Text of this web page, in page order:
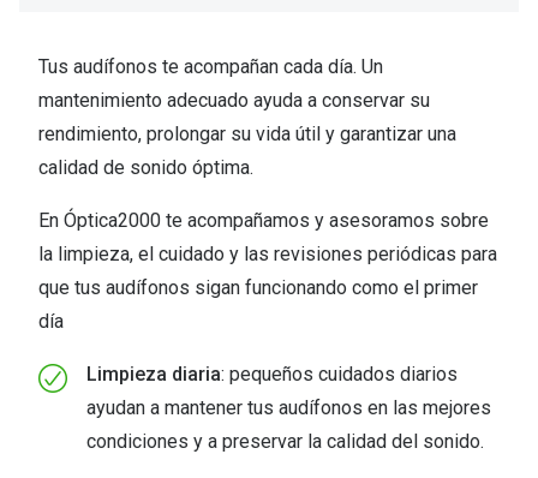
Tus audífonos te acompañan cada día. Un
mantenimiento adecuado ayuda a conservar su
rendimiento, prolongar su vida útil y garantizar una
calidad de sonido óptima.​
En Óptica2000 te acompañamos y asesoramos sobre
la limpieza, el cuidado y las revisiones periódicas para
que tus audífonos sigan funcionando como el primer
día​
Limpieza diaria​: pequeños cuidados diarios
ayudan a mantener tus audífonos en las mejores
condiciones y a preservar la calidad del sonido.​